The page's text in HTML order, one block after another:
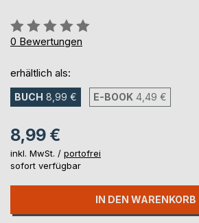
Bewertung::
0%
0 Bewertungen
erhältlich als:
BUCH 8,99 € E-BOOK 4,49 €
8,99 €
inkl. MwSt. / portofrei
sofort verfügbar
IN DEN WARENKORB